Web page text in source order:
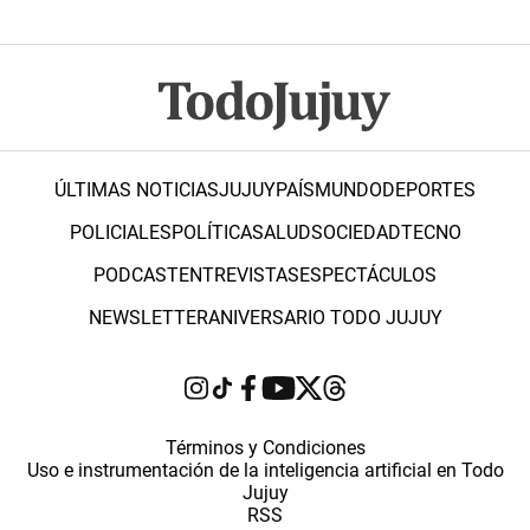
ÚLTIMAS NOTICIASJUJUYPAÍSMUNDODEPORTES
POLICIALESPOLÍTICASALUDSOCIEDADTECNO
PODCASTENTREVISTASESPECTÁCULOS
NEWSLETTERANIVERSARIO TODO JUJUY
Términos y Condiciones
Uso e instrumentación de la inteligencia artificial en Todo
Jujuy
RSS